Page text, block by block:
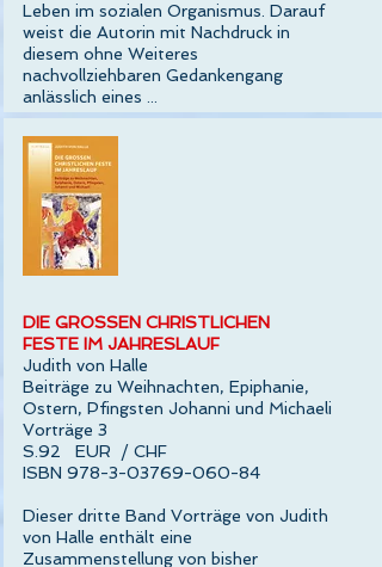
Leben im sozialen Organismus. Darauf
weist die Autorin mit Nachdruck in
diesem ohne Weiteres
nachvollziehbaren Gedankengang
anlässlich eines ...
DIE GROSSEN CHRISTLICHEN
FESTE IM JAHRESLAUF
Judith von Halle
Beiträge zu Weihnachten, Epiphanie,
Ostern, Pfingsten Johanni und Michaeli
Vorträge 3
S.92 EUR / CHF
ISBN 978-3-03769-060-84
Dieser dritte Band Vorträge von Judith
von Halle enthält eine
Zusammenstellung von bisher